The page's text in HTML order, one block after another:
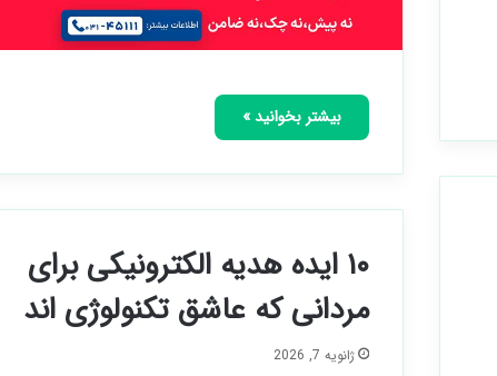
بیشتر بخوانید »
۱۰ ایده هدیه الکترونیکی برای
مردانی که عاشق تکنولوژی اند
ژانویه 7, 2026